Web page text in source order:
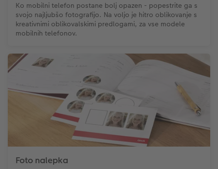
Ko mobilni telefon postane bolj opazen - popestrite ga s
svojo najljubšo fotografijo. Na voljo je hitro oblikovanje s
kreativnimi oblikovalskimi predlogami, za vse modele
mobilnih telefonov.
Foto nalepka